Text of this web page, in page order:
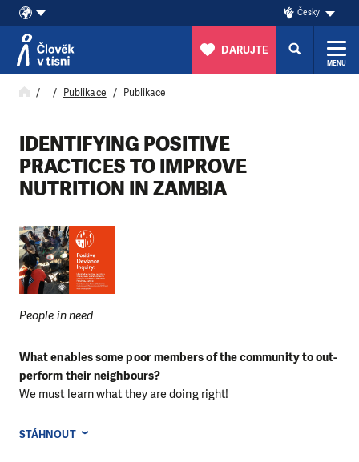
Přeskočit na obsah
Česky
DARUJTE
MENU
Publikace Publikace
IDENTIFYING POSITIVE
PRACTICES TO IMPROVE
NUTRITION IN ZAMBIA
People in need
What enables some poor members of the community to out-
perform their neighbours?
We must learn what they are doing right!
STÁHNOUT